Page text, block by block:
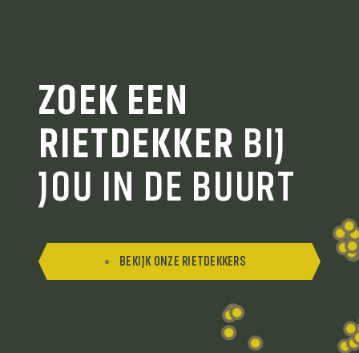
ZOEK EEN
RIETDEKKER BIJ
JOU IN DE BUURT
BEKIJK ONZE RIETDEKKERS